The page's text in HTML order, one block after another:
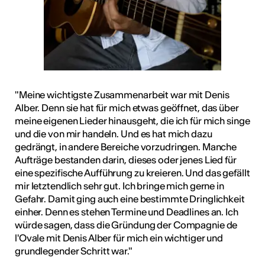
"Meine wichtigste Zusammenarbeit war mit Denis
Alber. Denn sie hat für mich etwas geöffnet, das über
meine eigenen Lieder hinausgeht, die ich für mich singe
und die von mir handeln. Und es hat mich dazu
gedrängt, in andere Bereiche vorzudringen. Manche
Aufträge bestanden darin, dieses oder jenes Lied für
eine spezifische Aufführung zu kreieren. Und das gefällt
mir letztendlich sehr gut. Ich bringe mich gerne in
Gefahr. Damit ging auch eine bestimmte Dringlichkeit
einher. Denn es stehen Termine und Deadlines an. Ich
würde sagen, dass die Gründung der Compagnie de
l'Ovale mit Denis Alber für mich ein wichtiger und
grundlegender Schritt war."